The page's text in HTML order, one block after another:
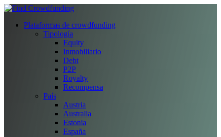
Plataformas de crowdfunding
Tipología
Equity
Inmobiliario
Debt
P2P
Royalty
Recompensa
País
Austria
Australia
Estonia
España